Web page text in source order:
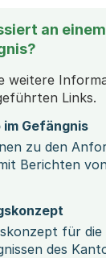
an
weitere
Links.
Gefängnis
zu den
Berichten
für
des